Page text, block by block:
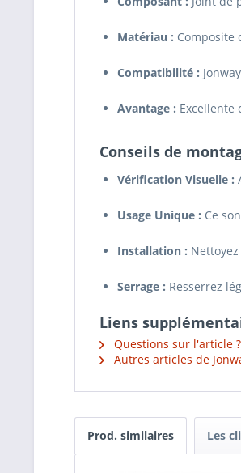
Matériau : Composite
Compatibilité :
Avantage : Excellente
Conseils de
Vérification Visuelle :
Usage Unique : Ce
Installation :
Serrage : Resserrez
Liens
Questions sur l'article ?
Autres articles de
Prod. similaires Les